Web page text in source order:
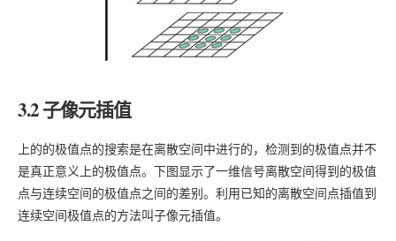
3.2 子像元插值
上的的极值点的搜索是在离散空间中进行的，检测到的极值点并不
是真正意义上的极值点。下图显示了一维信号离散空间得到的极值
点与连续空间的极值点之间的差别。利用已知的离散空间点插值到
连续空间极值点的方法叫子像元插值。